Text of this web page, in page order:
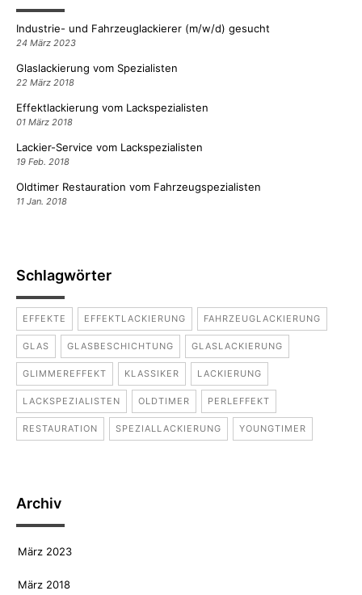
Industrie- und Fahrzeuglackierer (m/w/d) gesucht
24 März 2023
Glaslackierung vom Spezialisten
22 März 2018
Effektlackierung vom Lackspezialisten
01 März 2018
Lackier-Service vom Lackspezialisten
19 Feb. 2018
Oldtimer Restauration vom Fahrzeugspezialisten
11 Jan. 2018
Schlagwörter
EFFEKTE EFFEKTLACKIERUNG FAHRZEUGLACKIERUNG
GLAS GLASBESCHICHTUNG GLASLACKIERUNG
GLIMMEREFFEKT KLASSIKER LACKIERUNG
LACKSPEZIALISTEN OLDTIMER PERLEFFEKT
RESTAURATION SPEZIALLACKIERUNG YOUNGTIMER
Archiv
März 2023
März 2018